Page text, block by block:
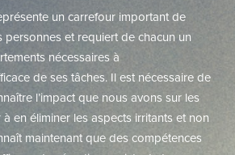
un carrefour important de
personnes et requiert de chacun un
nécessaires à
de ses tâches. Il est nécessaire de
l’impact que nous avons sur les
en éliminer les aspects irritants et non
maintenant que des compétences